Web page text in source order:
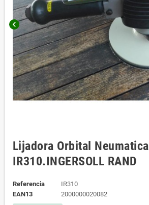
chevron_left
Lijadora Orbital Neumatica
IR310.INGERSOLL RAND
Referencia
IR310
EAN13
2000000020082